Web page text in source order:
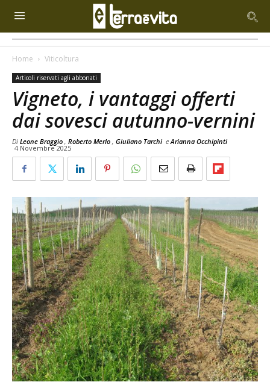
Home Viticoltura
Articoli riservati agli abbonati
Vigneto, i vantaggi offerti
dai sovesci autunno-vernini
Di Leone Braggio , Roberto Merlo , Giuliano Tarchi eArianna Occhipinti
4 Novembre 2025